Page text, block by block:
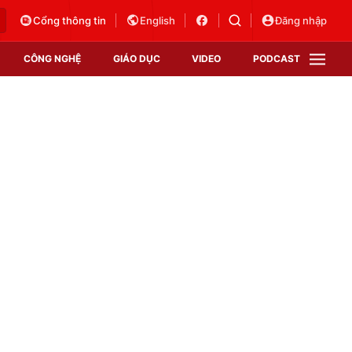
Cổng thông tin English Đăng nhập
CÔNG NGHỆ GIÁO DỤC VIDEO PODCAST